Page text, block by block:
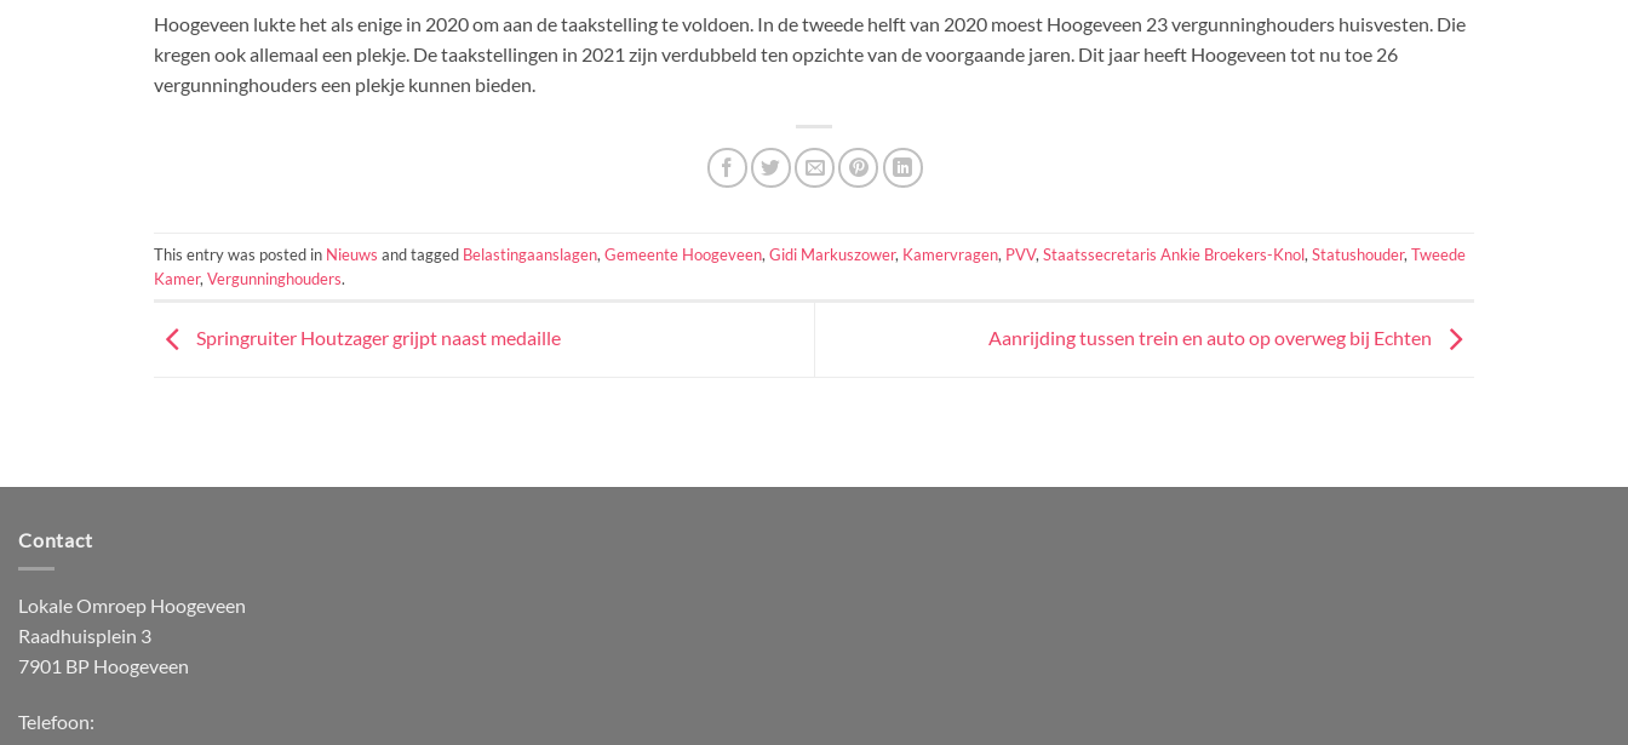
Hoogeveen lukte het als enige in 2020 om aan de taakstelling te voldoen. In de tweede helft van 2020 moest Hoogeveen 23 vergunninghouders huisvesten. Die
kregen ook allemaal een plekje. De taakstellingen in 2021 zijn verdubbeld ten opzichte van de voorgaande jaren. Dit jaar heeft Hoogeveen tot nu toe 26
vergunninghouders een plekje kunnen bieden.
This entry was posted in Nieuws and tagged Belastingaanslagen, Gemeente Hoogeveen, Gidi Markuszower, Kamervragen, PVV, Staatssecretaris Ankie Broekers-Knol, Statushouder, Tweede
Kamer, Vergunninghouders.
Springruiter Houtzager grijpt naast medaille Aanrijding tussen trein en auto op overweg bij Echten
Contact
Lokale Omroep Hoogeveen
Raadhuisplein 3
7901 BP Hoogeveen
Telefoon: